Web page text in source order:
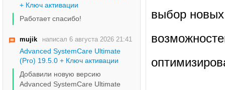
+ Ключ активации
Работает спасибо!
mujik написал 6 августа 2026 21:41
Advanced SystemCare Ultimate
(Pro) 19.5.0 + Ключ активации
Добавили новую версию
Advanced SystemCare Ultimate
выбор